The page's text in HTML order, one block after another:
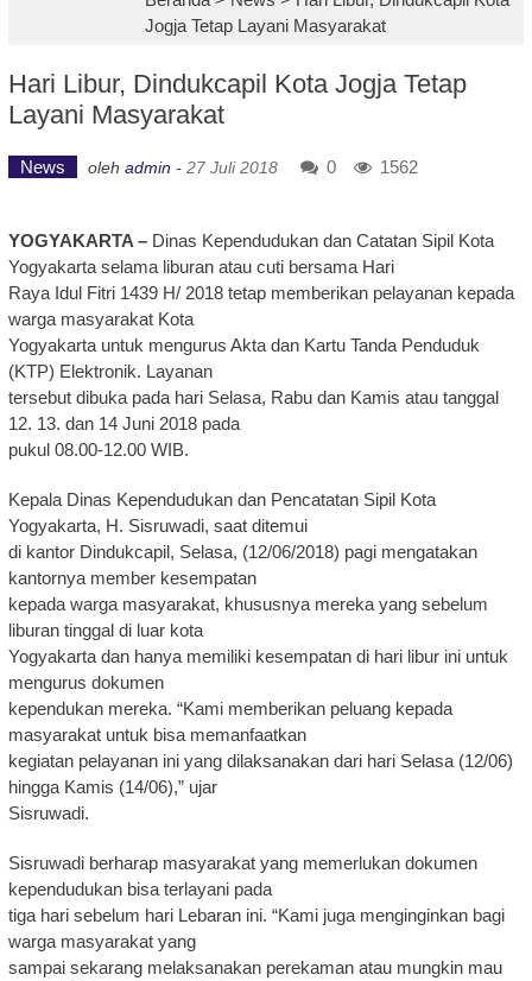
Jogja Tetap Layani Masyarakat
Hari Libur, Dindukcapil Kota Jogja Tetap
Layani Masyarakat
News oleh admin - 27 Juli 2018 0 1562
YOGYAKARTA –Dinas Kependudukan dan Catatan Sipil Kota
Yogyakarta selama liburan atau cuti bersama Hari
Raya Idul Fitri 1439 H/ 2018 tetap memberikan pelayanan kepada
warga masyarakat Kota
Yogyakarta untuk mengurus Akta dan Kartu Tanda Penduduk
(KTP) Elektronik. Layanan
tersebut dibuka pada hari Selasa, Rabu dan Kamis atau tanggal
12. 13. dan 14 Juni 2018 pada
pukul 08.00-12.00 WIB.
Kepala Dinas Kependudukan dan Pencatatan Sipil Kota
Yogyakarta, H. Sisruwadi, saat ditemui
di kantor Dindukcapil, Selasa, (12/06/2018) pagi mengatakan
kantornya member kesempatan
kepada warga masyarakat, khususnya mereka yang sebelum
liburan tinggal di luar kota
Yogyakarta dan hanya memiliki kesempatan di hari libur ini untuk
mengurus dokumen
kependukan mereka. “Kami memberikan peluang kepada
masyarakat untuk bisa memanfaatkan
kegiatan pelayanan ini yang dilaksanakan dari hari Selasa (12/06)
hingga Kamis (14/06),” ujar
Sisruwadi.
Sisruwadi berharap masyarakat yang memerlukan dokumen
kependudukan bisa terlayani pada
tiga hari sebelum hari Lebaran ini. “Kami juga menginginkan bagi
warga masyarakat yang
sampai sekarang melaksanakan perekaman atau mungkin mau